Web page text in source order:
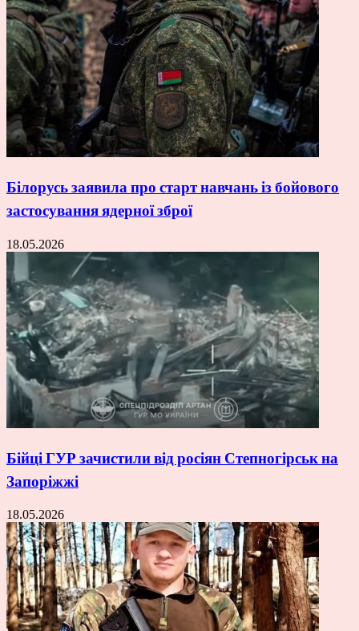
Білорусь заявила про старт навчань із бойового
застосування ядерної зброї
18.05.2026
Бійці ГУР зачистили від росіян Степногірськ на
Запоріжжі
18.05.2026